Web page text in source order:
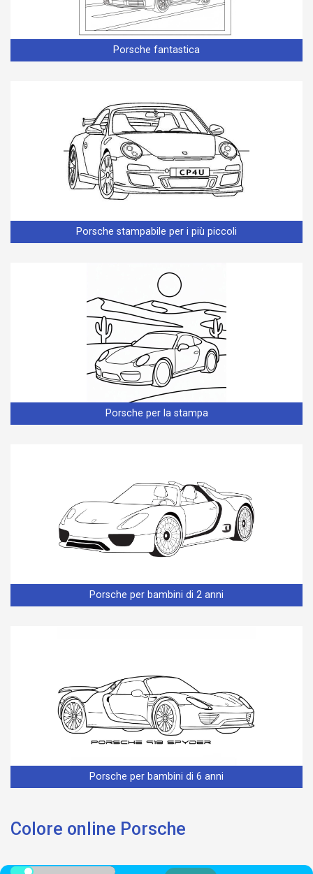
Porsche fantastica
Porsche stampabile per i più piccoli
Porsche per la stampa
Porsche per bambini di 2 anni
Porsche per bambini di 6 anni
Colore online Porsche